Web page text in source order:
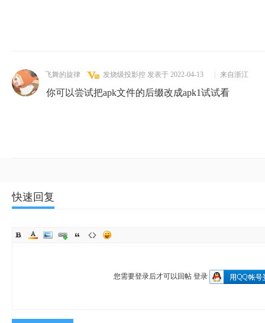
飞舞的旋律 发烧级投影控 发表于 2022-04-13 来自浙江
你可以尝试把apk文件的后缀改成apk1试试看
快速回复
您需要登录后才可以回帖 登录